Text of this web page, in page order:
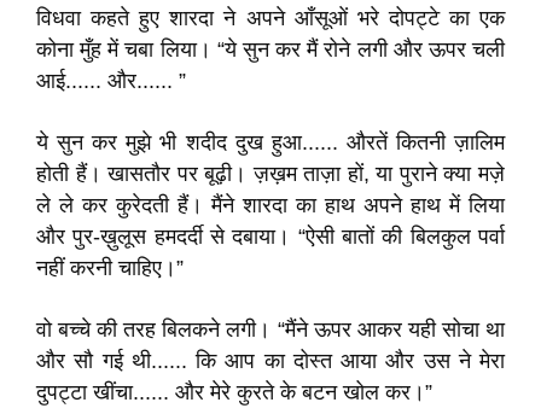
विधवा कहते हुए शारदा ने अपने आँसूओं भरे दोपट्टे का एक
कोना मुँह में चबा लिया। “ये सुन कर मैं रोने लगी और ऊपर चली
आई...... और...... ”
ये सुन कर मुझे भी शदीद दुख हुआ...... औरतें कितनी ज़ालिम
होती हैं। खासतौर पर बूढ़ी। ज़ख़म ताज़ा हों, या पुराने क्या मज़े
ले ले कर कुरेदती हैं। मैंने शारदा का हाथ अपने हाथ में लिया
और पुर-ख़ुलूस हमदर्दी से दबाया। “ऐसी बातों की बिलकुल पर्वा
नहीं करनी चाहिए।”
वो बच्चे की तरह बिलकने लगी। “मैंने ऊपर आकर यही सोचा था
और सौ गई थी...... कि आप का दोस्त आया और उस ने मेरा
दुपट्टा खींचा...... और मेरे कुरते के बटन खोल कर।”